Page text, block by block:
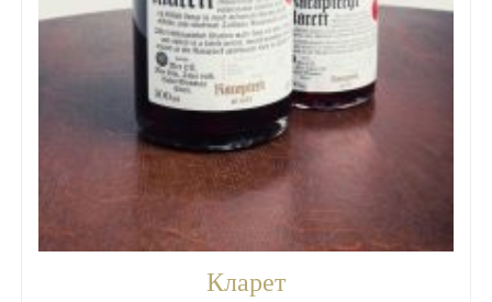
Кларет